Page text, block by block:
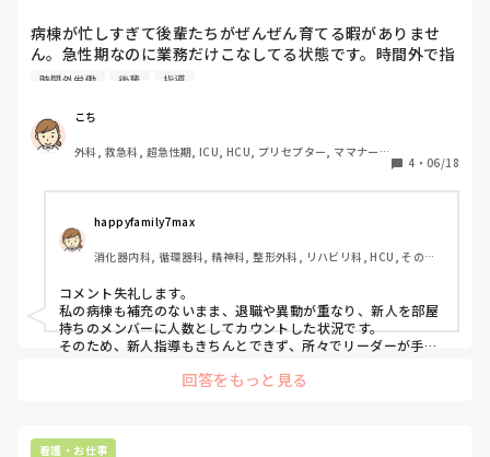
病棟が忙しすぎて後輩たちがぜんぜん育てる暇がありませ
ん。急性期なのに業務だけこなしてる状態です。時間外で指
導する気力はお互いになく、、みなさんどのような感じです
時間外労働 後輩 指導
こち
外科, 救急科, 超急性期, ICU, HCU, プリセプター, ママナー
4 ・ 06/18
happyfamily7max
消化器内科, 循環器科, 精神科, 整形外科, リハビリ科, HCU, その他
コメント失礼します。
私の病棟も補充のないまま、退職や異動が重なり、新人を部屋
持ちのメンバーに人数としてカウントした状況です。
そのため、新人指導もきちんとできず、所々でリーダーが手技
回答をもっと見る
看護・お仕事